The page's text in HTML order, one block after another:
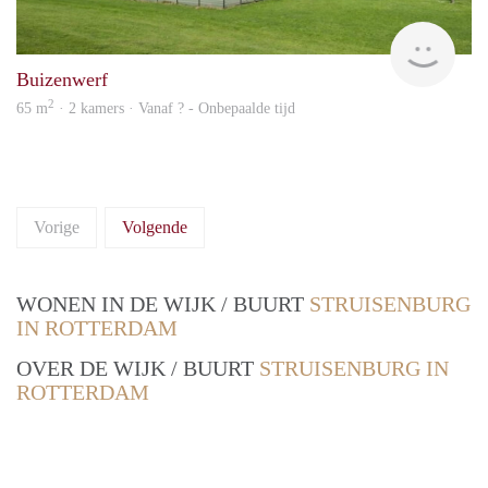
Buizenwerf
65 m2 · 2 kamers · Vanaf ? - Onbepaalde tijd
Vorige Volgende
WONEN IN DE WIJK / BUURT STRUISENBURG
IN ROTTERDAM
OVER DE WIJK / BUURT STRUISENBURG IN
ROTTERDAM